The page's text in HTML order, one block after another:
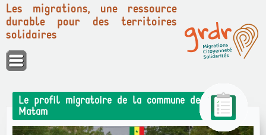
Panneau de gestion des cookies
Les migrations, une ressource
durable pour des territoires
solidaires
Le profil migratoire de la commune de
Matam